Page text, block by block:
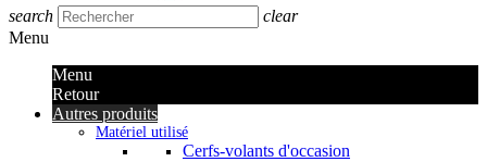
search
clear
Menu
Menu
Retour
Autres produits
Matériel utilisé
Cerfs-volants d'occasion